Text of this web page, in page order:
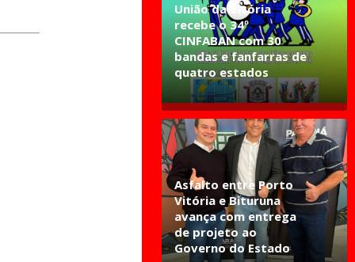
União da Vitória
recebe o 34º
CINFABAN com 30
bandas e fanfarras de
quatro estados
Asfalto entre Porto
Vitória e Bituruna
avança com entrega
de projeto ao
Governo do Estado